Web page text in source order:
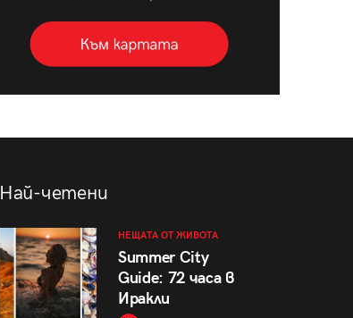
Най-четени
НЕЩАТА ОТ ЖИВОТА
Summer City
Guide: 72 часа в
Иракли